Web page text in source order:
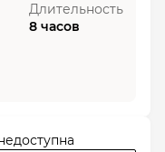
Длительность
8 часов